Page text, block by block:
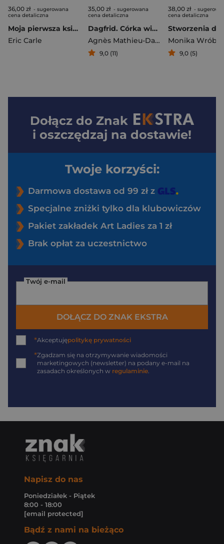
36,00 zł - sugerowana
cena detaliczna
Moja pierwsza książka o domach zwierząt
Eric Carle
35,00 zł - sugerowana
cena detaliczna
Dagfrid. Córka wikinga
Agnès Mathieu-Daudé
9,0 (11)
38,00 zł -
cena detaliczna
9,0 (5)
Dołącz do Znak
i oszczędzaj na dostawie!
Twoje korzyści:
Darmowa dostawa od 99 zł z
Specjalne zniżki tylko dla klubowiczów
Pakiet zakładek Art Ladies za 1 zł
Brak opłat za uczestnictwo
Twój e-mail
DOŁĄCZ DO ZNAK EKSTRA
*Akceptujępolitykę prywatności
*Zgadzam się na otrzymywanie wiadomości
marketingowych (newsletter) na podany e-mail na
zasadach określonych w regulaminie
Napisz do nas
Poniedziałek - Piątek
8:00 - 18:00
[email protected]
Bądź z nami na bieżąco